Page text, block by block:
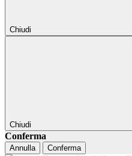
Chiudi
Chiudi
Conferma
Annulla Conferma